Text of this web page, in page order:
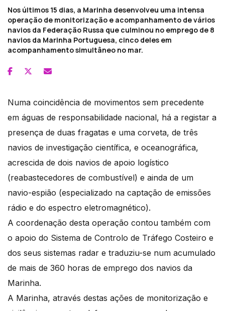
Nos últimos 15 dias, a Marinha desenvolveu uma intensa
operação de monitorização e acompanhamento de vários
navios da Federação Russa que culminou no emprego de 8
navios da Marinha Portuguesa, cinco deles em
acompanhamento simultâneo no mar.
Numa coincidência de movimentos sem precedente
em águas de responsabilidade nacional, há a registar a
presença de duas fragatas e uma corveta, de três
navios de investigação científica, e oceanográfica,
acrescida de dois navios de apoio logístico
(reabastecedores de combustível) e ainda de um
navio-espião (especializado na captação de emissões
rádio e do espectro eletromagnético).
A coordenação desta operação contou também com
o apoio do Sistema de Controlo de Tráfego Costeiro e
dos seus sistemas radar e traduziu-se num acumulado
de mais de 360 horas de emprego dos navios da
Marinha.
A Marinha, através destas ações de monitorização e